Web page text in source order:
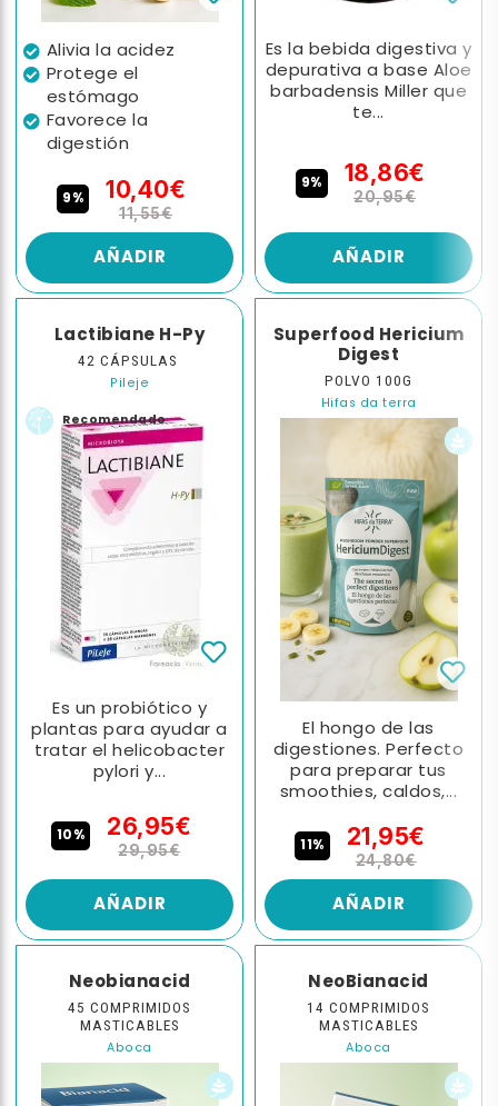
Alivia la acidez
Protege el
estómago
Favorece la
digestión
9% 10,40€
11,55€
AÑADIR
Es la bebida digestiva y
depurativa a base Aloe
barbadensis Miller que
te...
9% 18,86€
20,95€
AÑADIR
Lactibiane H-Py
42 CÁPSULAS
Pileje
Recomendado
Es un probiótico y
plantas para ayudar a
tratar el helicobacter
pylori y...
10% 26,95€
29,95€
AÑADIR
Superfood Hericium
Digest
POLVO 100G
Hifas da terra
El hongo de las
digestiones. Perfecto
para preparar tus
smoothies, caldos,...
11% 21,95€
24,80€
AÑADIR
Neobianacid
45 COMPRIMIDOS
MASTICABLES
Aboca
NeoBianacid
14 COMPRIMIDOS
MASTICABLES
Aboca